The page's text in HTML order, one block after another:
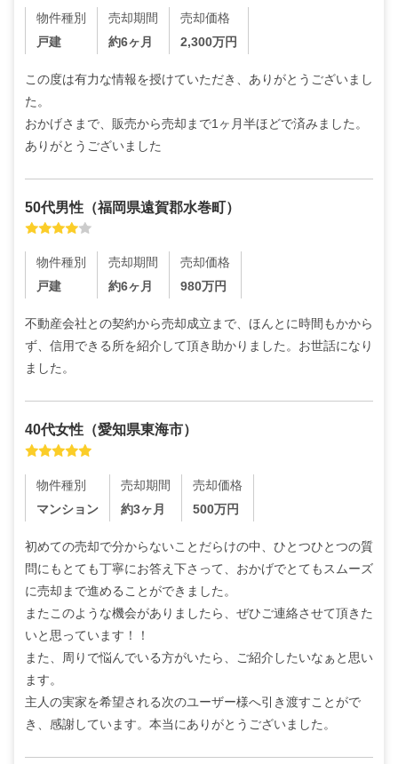
物件種別
戸建
売却期間
約6ヶ月
売却価格
2,300万円
この度は有力な情報を授けていただき、ありがとうございまし
た。
おかげさまで、販売から売却まで1ヶ月半ほどで済みました。
ありがとうございました
50代男性 （福岡県遠賀郡水巻町）
物件種別
戸建
売却期間
約6ヶ月
売却価格
980万円
不動産会社との契約から売却成立まで、ほんとに時間もかから
ず、信用できる所を紹介して頂き助かりました。お世話になり
ました。
40代女性 （愛知県東海市）
物件種別
マンション
売却期間
約3ヶ月
売却価格
500万円
初めての売却で分からないことだらけの中、ひとつひとつの質
問にもとても丁寧にお答え下さって、おかげでとてもスムーズ
に売却まで進めることができました。
またこのような機会がありましたら、ぜひご連絡させて頂きた
いと思っています！！
また、周りで悩んでいる方がいたら、ご紹介したいなぁと思い
ます。
主人の実家を希望される次のユーザー様へ引き渡すことがで
き、感謝しています。本当にありがとうございました。